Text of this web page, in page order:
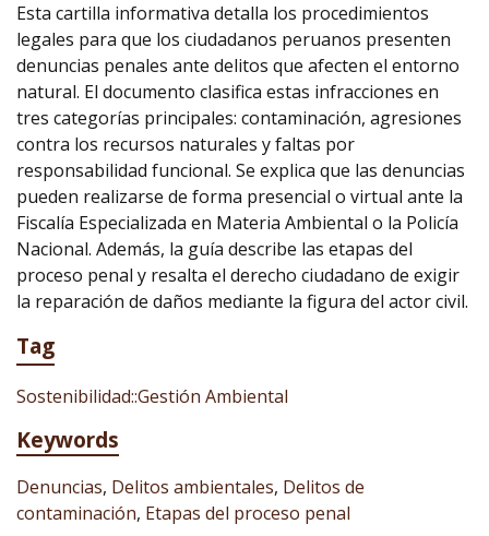
Esta cartilla informativa detalla los procedimientos
legales para que los ciudadanos peruanos presenten
denuncias penales ante delitos que afecten el entorno
natural. El documento clasifica estas infracciones en
tres categorías principales: contaminación, agresiones
contra los recursos naturales y faltas por
responsabilidad funcional. Se explica que las denuncias
pueden realizarse de forma presencial o virtual ante la
Fiscalía Especializada en Materia Ambiental o la Policía
Nacional. Además, la guía describe las etapas del
proceso penal y resalta el derecho ciudadano de exigir
la reparación de daños mediante la figura del actor civil.
Tag
Sostenibilidad::Gestión Ambiental
Keywords
Denuncias, Delitos ambientales, Delitos de
contaminación, Etapas del proceso penal